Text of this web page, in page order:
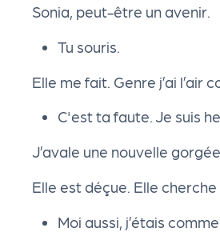
Sonia, peut-être un avenir.
Tu souris.
Elle me fait. Genre j’ai l’air
C'est ta faute. Je suis
J’avale une nouvelle
Elle est déçue. Elle
Moi aussi, j’étais
e
le
P
R
O